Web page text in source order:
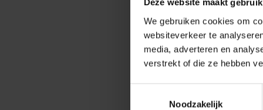
Deze website maakt
We gebruiken cookies om
websiteverkeer te
media, adverteren en
verstrekt of die ze hebben
Noodzakelijk